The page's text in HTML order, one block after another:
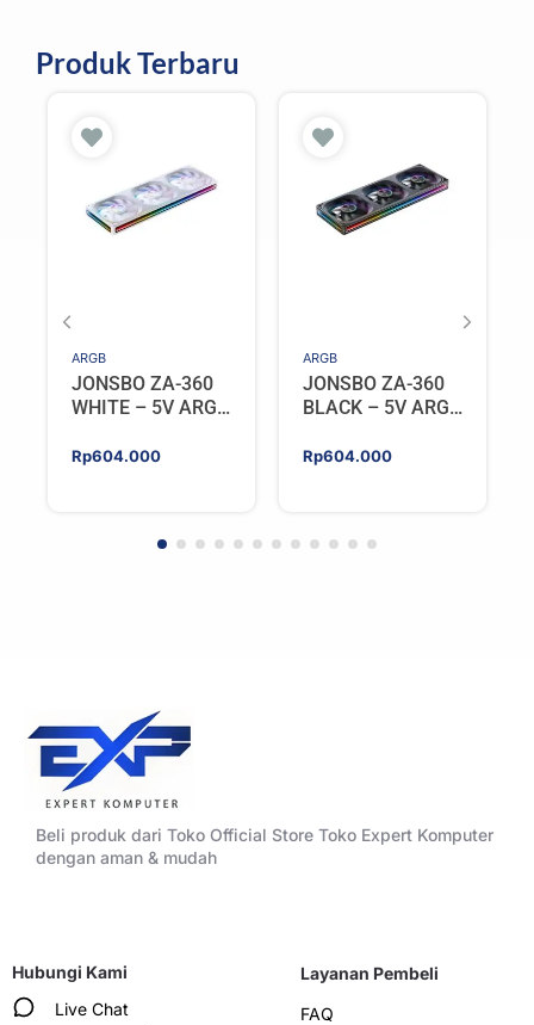
Produk Terbaru
ARGB
JONSBO ZA-360
WHITE – 5V ARGB
Rp604.000
ARGB
JONSBO ZA-360
BLACK – 5V ARGB
Rp604.000
Beli produk dari Toko Official Store Toko Expert Komputer
dengan aman & mudah
Hubungi Kami
Live Chat
Layanan Pembeli
FAQ